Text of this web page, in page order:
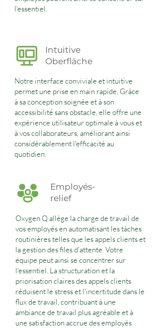
l'essentiel.
Intuitive
Oberfläche
Notre interface conviviale et intuitive
permet une prise en main rapide. Grâce
à sa conception soignée et à son
accessibilité sans obstacle, elle offre une
expérience utilisateur optimale à vous et
à vos collaborateurs, améliorant ainsi
considérablement l'efficacité au
quotidien.
Employés-
relief
Oxygen.Q allège la charge de travail de
vos employés en automatisant les tâches
routinières telles que les appels clients et
la gestion des files d'attente. Votre
équipe peut ainsi se concentrer sur
l'essentiel. La structuration et la
priorisation claires des appels clients
réduisent le stress et l'incertitude dans le
flux de travail, contribuant à une
ambiance de travail plus agréable et à
une satisfaction accrue des employés